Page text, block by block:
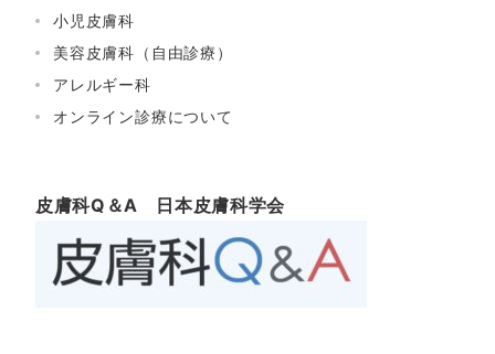
小児皮膚科
美容皮膚科（自由診療）
アレルギー科
オンライン診療について
皮膚科Q＆A 日本皮膚科学会